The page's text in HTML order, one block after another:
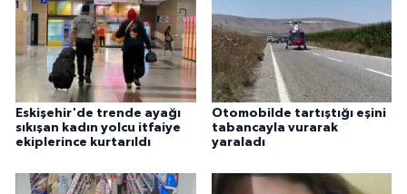
Eskişehir'de trende ayağı
sıkışan kadın yolcu itfaiye
ekiplerince kurtarıldı
Otomobilde tartıştığı eşini
tabancayla vurarak
yaraladı